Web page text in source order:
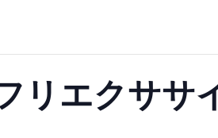
リエクササ